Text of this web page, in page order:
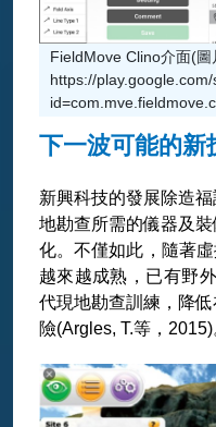
FieldMove Clino介面(
https://
下一波可能的新
新興科技的發展除造
地勘查所需的儀器及
化。不僅如此，隨著
越來越成熟，已有野
代現地勘查訓練，降
險(Argles, T.等，2015)